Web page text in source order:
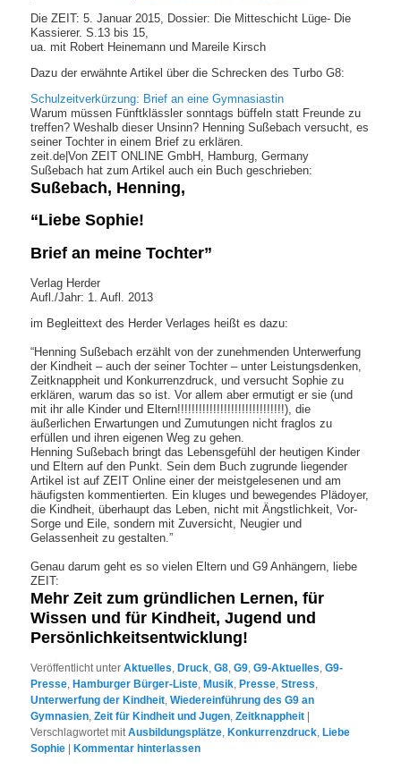
Die ZEIT: 5. Januar 2015, Dossier: Die Mitteschicht Lüge- Die
Kassierer. S.13 bis 15,
ua. mit Robert Heinemann und Mareile Kirsch
Dazu der erwähnte Artikel über die Schrecken des Turbo G8:
Schulzeitverkürzung: Brief an eine Gymnasiastin
Warum müssen Fünftklässler sonntags büffeln statt Freunde zu
treffen? Weshalb dieser Unsinn? Henning Sußebach versucht, es
seiner Tochter in einem Brief zu erklären.
zeit.de|Von ZEIT ONLINE GmbH, Hamburg, Germany
Sußebach hat zum Artikel auch ein Buch geschrieben:
Sußebach, Henning,
“Liebe Sophie!
Brief an meine Tochter”
Verlag Herder
Aufl./Jahr: 1. Aufl. 2013
im Begleittext des Herder Verlages heißt es dazu:
“Henning Sußebach erzählt von der zunehmenden Unterwerfung
der Kindheit – auch der seiner Tochter – unter Leistungsdenken,
Zeitknappheit und Konkurrenzdruck, und versucht Sophie zu
erklären, warum das so ist. Vor allem aber ermutigt er sie (und
mit ihr alle Kinder und Eltern!!!!!!!!!!!!!!!!!!!!!!!!!!!!!!), die
äußerlichen Erwartungen und Zumutungen nicht fraglos zu
erfüllen und ihren eigenen Weg zu gehen.
Henning Sußebach bringt das Lebensgefühl der heutigen Kinder
und Eltern auf den Punkt. Sein dem Buch zugrunde liegender
Artikel ist auf ZEIT Online einer der meistgelesenen und am
häufigsten kommentierten. Ein kluges und bewegendes Plädoyer,
die Kindheit, überhaupt das Leben, nicht mit Ängstlichkeit, Vor-
Sorge und Eile, sondern mit Zuversicht, Neugier und
Gelassenheit zu gestalten.”
Genau darum geht es so vielen Eltern und G9 Anhängern, liebe
ZEIT:
Mehr Zeit zum gründlichen Lernen, für
Wissen und für Kindheit, Jugend und
Persönlichkeitsentwicklung!
Veröffentlicht unter Aktuelles, Druck,G8,G9,G9-Aktuelles,G9-
Presse, Hamburger Bürger-Liste, Musik, Presse,Stress,
Unterwerfung der Kindheit,Wiedereinführung des G9 an
Gymnasien,Zeit für Kindheit und Jugen,Zeitknappheit
Verschlagwortet mit Ausbildungsplätze, Konkurrenzdruck, Liebe
Sophie
Kommentar hinterlassen